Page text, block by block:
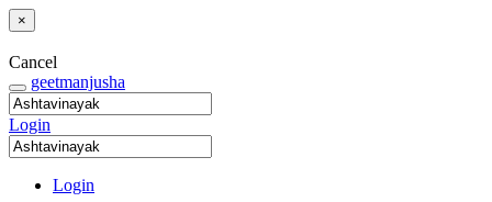
×
Cancel
geetmanjusha
Login
Login